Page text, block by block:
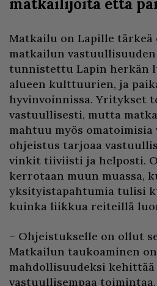
matkailijoita että
Matkailu on Lapille tärkeä
matkailun
tunnistettu Lapin herkän
alueen kulttuurien, ja
hyvinvoinnissa. Yritykset
vastuullisesti, mutta
mahtuu myös
ohjeistus tarjoaa
vinkit tiiviisti ja helposti.
kerrotaan muun muassa,
yksityistapahtumia tulisi
kuinka liikkua reiteillä
– Ohjeistukselle on ollut
Matkailun taukoaminen
mahdollisuudeksi kehittää
vastuullisempaa